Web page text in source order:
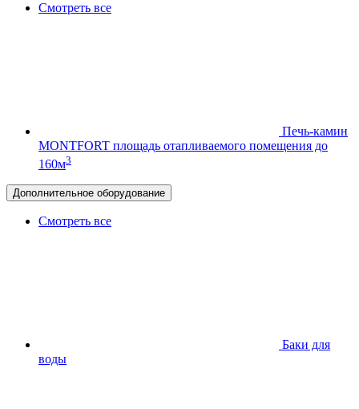
Смотреть все
Печь-камин
MONTFORT площадь отапливаемого помещения до
160м3
Дополнительное оборудование
Смотреть все
Баки для
воды